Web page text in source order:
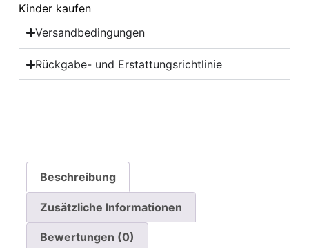
Kinder kaufen
Versandbedingungen
Rückgabe- und Erstattungsrichtlinie
Beschreibung
Zusätzliche Informationen
Bewertungen (0)